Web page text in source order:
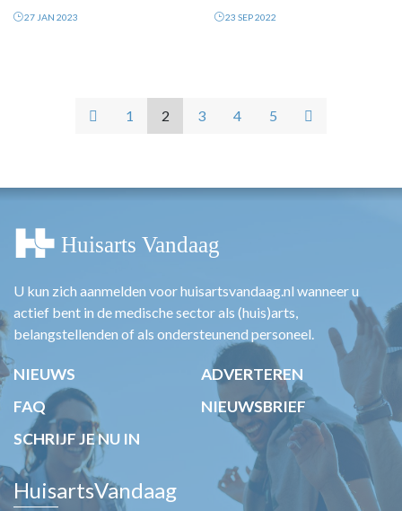
27 JAN 2023 23 SEP 2022
1 2 3 4 5
U kun zich aanmelden voor huisartsvandaag.nl wanneer u
actief bent in de medische sector als (huis)arts,
belangstellenden of als ondersteunend personeel.
NIEUWS
ADVERTEREN
FAQ
NIEUWSBRIEF
SCHRIJF JE NU IN
HuisartsVandaag